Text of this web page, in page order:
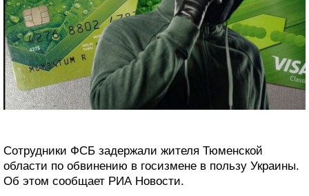
Сотрудники ФСБ задержали жителя Тюменской
области по обвинению в госизмене в пользу Украины.
Об этом сообщает РИА Новости.